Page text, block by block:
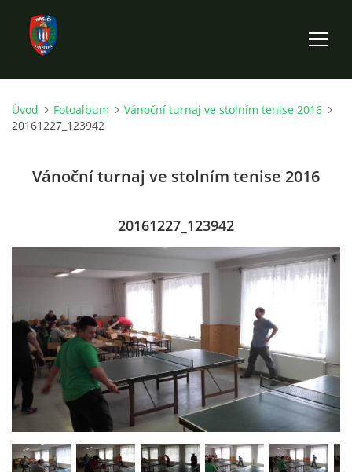
ÚVOD
VÝJEZDOVÁ JEDNOTKA
FOTOGALERIE
PLÁNOVANÉ AKCE
PROBĚHLÉ AKCE
Úvod Fotoalbum
Vánoční turnaj ve stolním tenise 2016
20161227_123942
Vánoční turnaj ve stolním tenise 2016
20161227_123942